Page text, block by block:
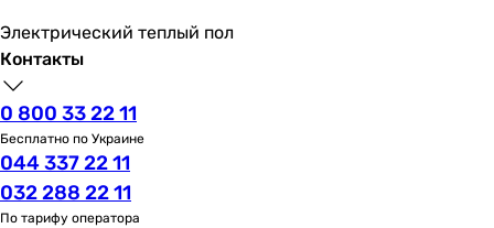
Электрический теплый пол
Контакты
0 800 33 22 11
Бесплатно по Украине
044 337 22 11
032 288 22 11
По тарифу оператора